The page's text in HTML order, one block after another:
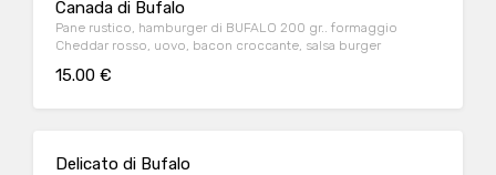
Canada di Bufalo
Pane rustico, hamburger di BUFALO 200 gr.. formaggio
Cheddar rosso, uovo, bacon croccante, salsa burger
15.00 €
Delicato di Bufalo